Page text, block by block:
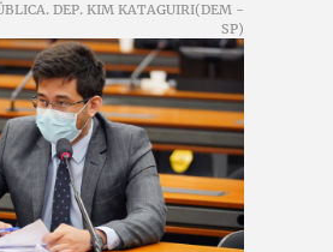
DEP. KIM KATAGUIRI(DEM -
SP)